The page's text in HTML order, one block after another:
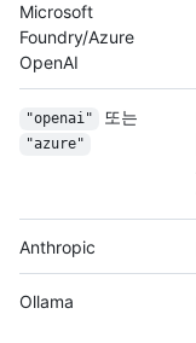
Microsoft
Foundry/Azure
OpenAI
"openai" 또는
"azure"
Anthropic
Ollama